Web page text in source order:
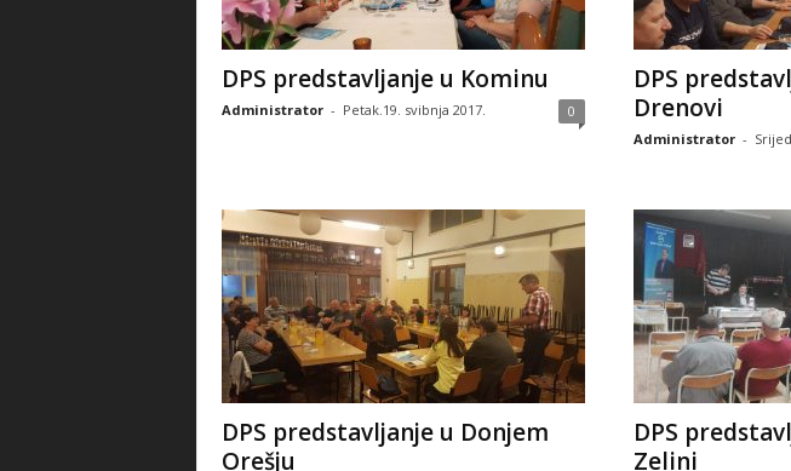
DPS predstavljanje u Kominu
Administrator - Petak.19. svibnja 2017. 0
DPS
Drenovi
Administrator -
DPS predstavljanje u Donjem
Orešju
DPS
Zelini